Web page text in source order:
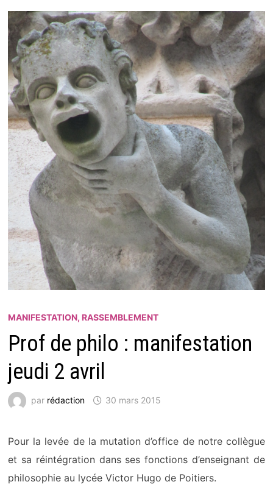
MANIFESTATION, RASSEMBLEMENT
Prof de philo : manifestation
jeudi 2 avril
par rédaction 30 mars 2015
Pour la levée de la mutation d’office de notre collègue
et sa réintégration dans ses fonctions d’enseignant de
philosophie au lycée Victor Hugo de Poitiers.